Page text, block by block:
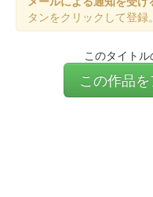
タンをクリックして登録。
このタイト
この作品